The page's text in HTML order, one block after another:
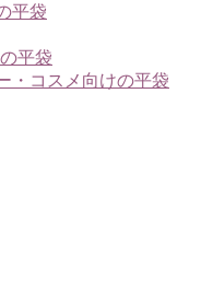
平袋
平袋
・コスメ向けの平袋